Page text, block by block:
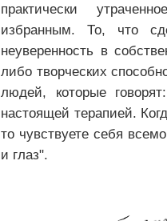
практически
избранным. То, что
неуверенность в
либо творческих
людей, которые
настоящей терапией.
то чувствуете себя
и глаз".